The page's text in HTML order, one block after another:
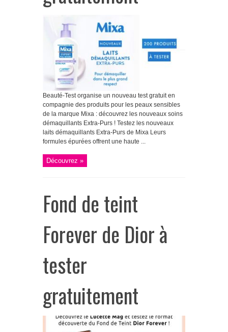
Beauté-Test organise un nouveau test gratuit en
compagnie des produits pour les peaux sensibles
de la marque Mixa : découvrez les nouveaux soins
démaquillants Extra-Purs ! Testez les nouveaux
laits démaquillants Extra-Purs de Mixa Leurs
formules épurées offrent une haute ...
Découvrez »
Fond de teint
Forever de Dior à
tester
gratuitement